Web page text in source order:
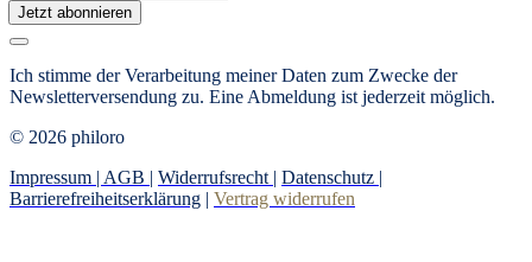
Jetzt abonnieren
Ich stimme der Verarbeitung meiner Daten zum Zwecke der
Newsletterversendung zu. Eine Abmeldung ist jederzeit möglich.
© 2026 philoro
Impressum | AGB | Widerrufsrecht | Datenschutz |
Barrierefreiheitserklärung | Vertrag widerrufen